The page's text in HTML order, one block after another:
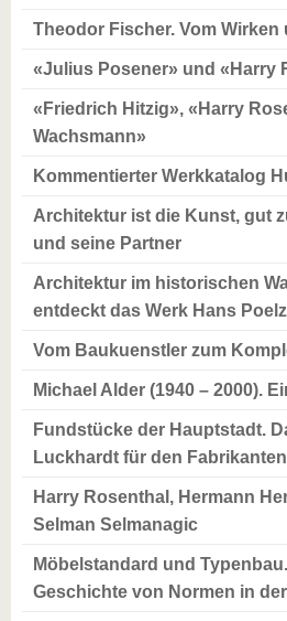
Theodor Fischer. Vom Wirken
«Julius Posener» und «Harry
«Friedrich Hitzig», «Harry
Wachsmann»
Kommentierter Werkkatalog
Architektur ist die Kunst, gut
und seine Partner
Architektur im historischen
entdeckt das Werk Hans
Vom Baukuenstler zum
Michael Alder (1940 – 2000).
Fundstücke der Hauptstadt.
Luckhardt für den
Harry Rosenthal, Hermann
Selman Selmanagic
Möbelstandard und
Geschichte von Normen in